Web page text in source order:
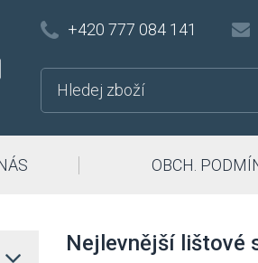
+420 777 084 141
OBCH.
Nejlevnější lištové